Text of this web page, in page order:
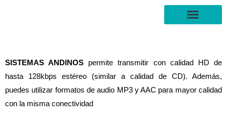
SISTEMAS ANDINOS permite transmitir con calidad HD de
hasta 128kbps estéreo (similar a calidad de CD). Además,
puedes utilizar formatos de audio MP3 y AAC para mayor calidad
con la misma conectividad